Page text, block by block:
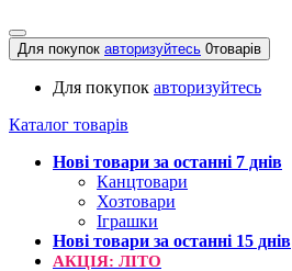
Для покупок авторизуйтесь 0товарів
Для покупок авторизуйтесь
Каталог товарів
Нові товари за останнi 7 днiв
Канцтовари
Хозтовари
Іграшки
Нові товари за останнi 15 днiв
АКЦІЯ: ЛІТО